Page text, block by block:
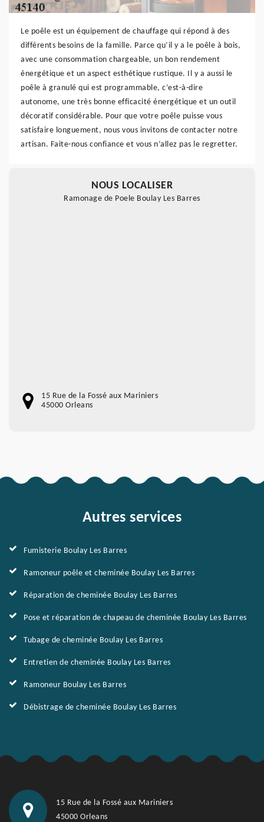
Le poêle est un équipement de chauffage qui répond à des
différents besoins de la famille. Parce qu’il y a le poêle à bois,
avec une consommation chargeable, un bon rendement
énergétique et un aspect esthétique rustique. Il y a aussi le
poêle à granulé qui est programmable, c’est-à-dire
autonome, une très bonne efficacité énergétique et un outil
décoratif considérable. Pour que votre poêle puisse vous
satisfaire longuement, nous vous invitons de contacter notre
artisan. Faite-nous confiance et vous n’allez pas le regretter.
NOUS LOCALISER
Ramonage de Poele Boulay Les Barres
15 Rue de la Fossé aux Mariniers
45000 Orleans
Autres services
Fumisterie Boulay Les Barres
Ramoneur poêle et cheminée Boulay Les Barres
Réparation de cheminée Boulay Les Barres
Pose et réparation de chapeau de cheminée Boulay Les Barres
Tubage de cheminée Boulay Les Barres
Entretien de cheminée Boulay Les Barres
Ramoneur Boulay Les Barres
Débistrage de cheminée Boulay Les Barres
15 Rue de la Fossé aux Mariniers
45000 Orleans